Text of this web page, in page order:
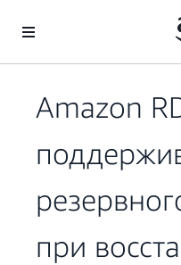
Перейти к главному контенту
Amazon
при